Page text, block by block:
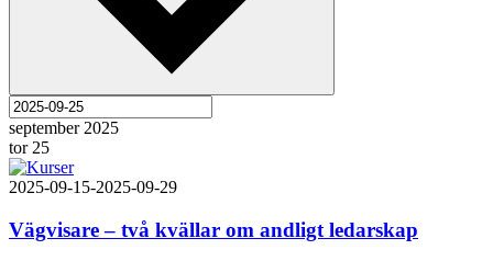
september 2025
tor 25
2025-09-15-2025-09-29
Vägvisare – två kvällar om andligt ledarskap